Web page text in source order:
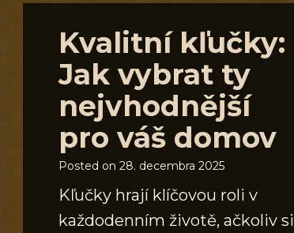
Kvalitní kľučky:
Jak vybrat ty
nejvhodnější
pro váš domov
Posted on 28. decembra 2025
Kľučky hrají klíčovou roli v
každodenním životě, ačkoliv si